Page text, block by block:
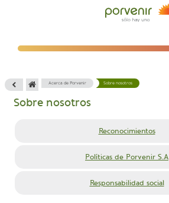
Acerca de Porvenir Sobre nosotros
Sobre nosotros
Reconocimientos
Políticas de Porvenir S.A
Responsabilidad social